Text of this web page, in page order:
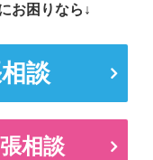
お困りなら↓
談
相談